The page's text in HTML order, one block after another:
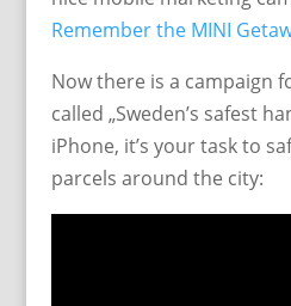
Remember the MINI
Now there is a campaign
called „Sweden’s safest
iPhone, it’s your task to
parcels around the city: